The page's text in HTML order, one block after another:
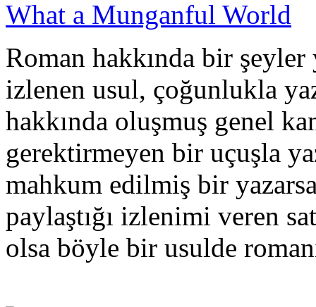
What a Munganful World
Roman hakkında bir
izlenen usul, çoğunlukla
hakkında oluşmuş genel
gerektirmeyen bir uçuşla
mahkum edilmiş bir
paylaştığı izlenimi veren
olsa böyle bir usulde